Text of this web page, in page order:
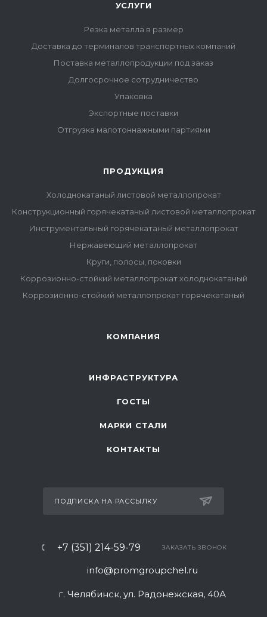
УСЛУГИ
Резка металла в размер
Доставка до терминалов транспортных компаний
Поставка металлопродукции под заказ
Долгосрочное сотрудничество
Упаковка
Экспортные поставки
Отгрузка малотоннажными партиями
ПРОДУКЦИЯ
Холоднокатаный листовой металлопрокат
Конструкционный горячекатаный листовой металлопрокат
Инструментальный горячекатаный металлопрокат
Нержавеющий металлопрокат
Круги, полосы, поковки
Коррозионно-стойкий металлопрокат холоднокатаный
Коррозионно-стойкий металлопрокат горячекатаный
КОМПАНИЯ
ИНФРАСТРУКТУРА
ГОСТЫ
МАРКИ СТАЛИ
КОНТАКТЫ
ПОДПИСКА НА РАССЫЛКУ
+7 (351) 214-59-79 ЗАКАЗАТЬ ЗВОНОК
info@promgroupchel.ru
г. Челябинск, ул. Радонежская, 40А